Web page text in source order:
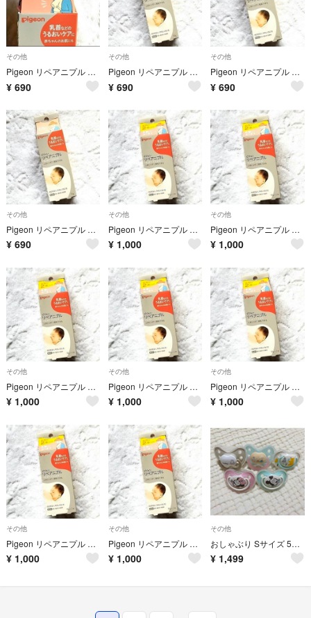
その他
Pigeon リペアニプル 1本
¥ 690
その他
Pigeon リペアニプル 1本
¥ 690
その他
Pigeon リペアニプル 1本
¥ 690
その他
Pigeon リペアニプル 1本
¥ 690
その他
Pigeon リペアニプル 2本
¥ 1,000
その他
Pigeon リペアニプル 2本
¥ 1,000
その他
Pigeon リペアニプル 2本
¥ 1,000
その他
Pigeon リペアニプル 2本
¥ 1,000
その他
Pigeon リペアニプル 2本
¥ 1,000
その他
Pigeon リペアニプル 2本
¥ 1,000
その他
Pigeon リペアニプル 2本
¥ 1,000
その他
おしゃぶり Sサイズ 5個セット ピジョン／チュチュ 出っ歯になりにくい
¥ 1,499